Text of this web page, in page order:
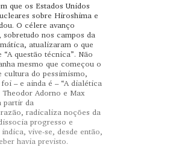
que os Estados Unidos
sobre Hiroshima e
O célere avanço
nos campos da
atualizaram o que
questão técnica”. Não
mesmo que começou o
cultura do pessimismo,
– e ainda é – “A dialética
Adorno e Max
partir da
radicaliza noções da
progresso e
vive-se, desde então,
havia previsto.